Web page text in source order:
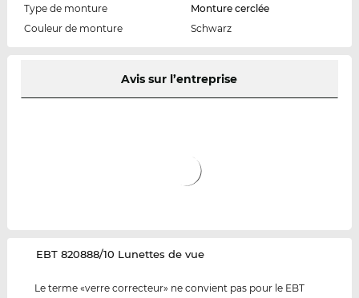
Type de monture
Monture cerclée
Couleur de monture
Schwarz
Avis sur l’entreprise
‌EBT 820888/10 Lunettes de vue
Le terme «verre correcteur» ne convient pas pour le EBT